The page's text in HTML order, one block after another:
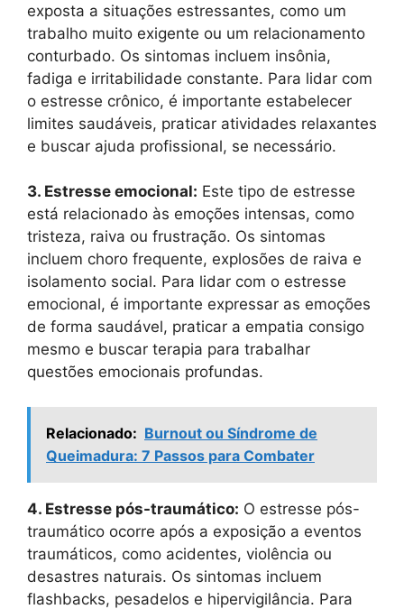
exposta a situações estressantes, como um
trabalho muito exigente ou um relacionamento
conturbado. Os sintomas incluem insônia,
fadiga e irritabilidade constante. Para lidar com
o estresse crônico, é importante estabelecer
limites saudáveis, praticar atividades relaxantes
e buscar ajuda profissional, se necessário.
3. Estresse emocional: Este tipo de estresse
está relacionado às emoções intensas, como
tristeza, raiva ou frustração. Os sintomas
incluem choro frequente, explosões de raiva e
isolamento social. Para lidar com o estresse
emocional, é importante expressar as emoções
de forma saudável, praticar a empatia consigo
mesmo e buscar terapia para trabalhar
questões emocionais profundas.
Relacionado: Burnout ou Síndrome de
Queimadura: 7 Passos para Combater
4. Estresse pós-traumático: O estresse pós-
traumático ocorre após a exposição a eventos
traumáticos, como acidentes, violência ou
desastres naturais. Os sintomas incluem
flashbacks, pesadelos e hipervigilância. Para